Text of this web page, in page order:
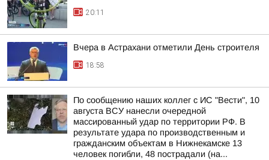
20:11
Вчера в Астрахани отметили День строителя
18:58
По сообщению наших коллег с ИС "Вести", 10
августа ВСУ нанесли очередной
массированный удар по территории РФ. В
результате удара по производственным и
гражданским объектам в Нижнекамске 13
человек погибли, 48 пострадали (на...